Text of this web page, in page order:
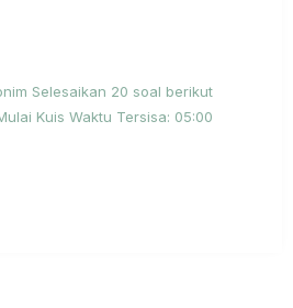
Selesaikan 20 soal berikut
Kuis Waktu Tersisa: 05:00